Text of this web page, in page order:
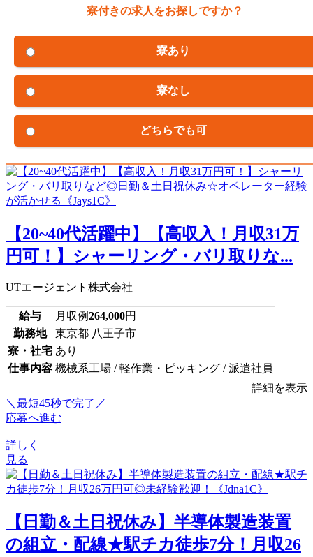
寮付きの求人をお探しですか？
寮あり
寮なし
どちらでも可
【20~40代活躍中】【高収入！月収31万
円可！】シャーリング・バリ取りな...
UTエージェント株式会社
給与 月収例264,000円
勤務地
東京都 八王子市
寮・社宅 あり
仕事内容 機械系工場 / 軽作業・ピッキング / 派遣社員
詳細を表示
＼最短45秒で完了／
応募へ進む
詳しく
見る
【日勤＆土日祝休み】半導体製造装置
の組立・配線★駅チカ徒歩7分！月収26